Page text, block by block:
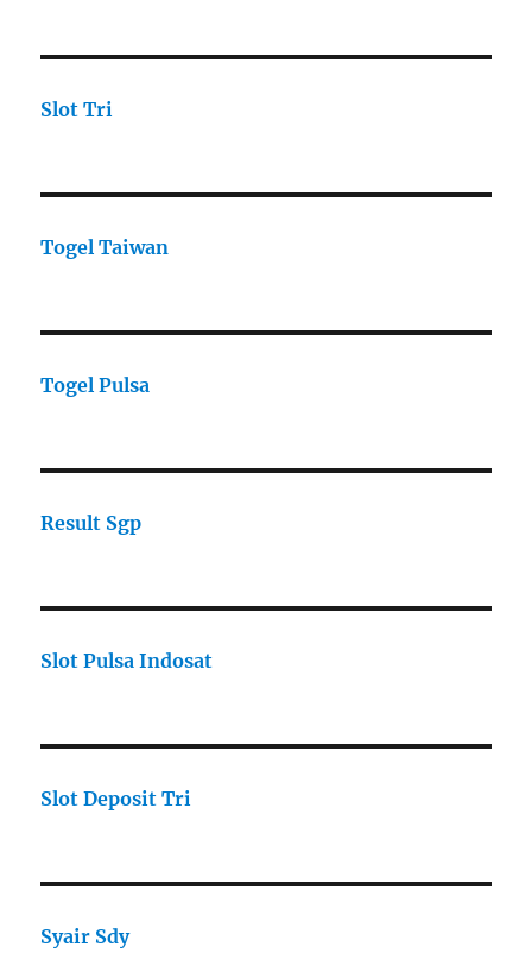
Slot Tri
Togel Taiwan
Togel Pulsa
Result Sgp
Slot Pulsa Indosat
Slot Deposit Tri
Syair Sdy